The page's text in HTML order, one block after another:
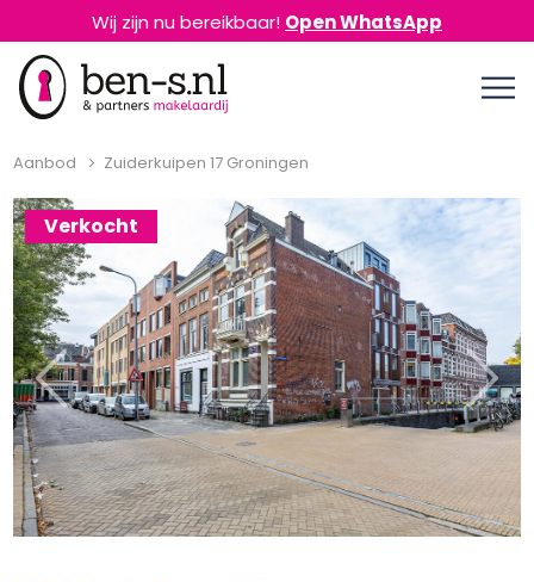
Wij zijn nu bereikbaar! Open WhatsApp
Aanbod Zuiderkuipen 17 Groningen
Verkocht
Previous Next